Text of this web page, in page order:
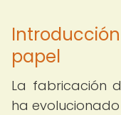
papel
La fabricación
ha